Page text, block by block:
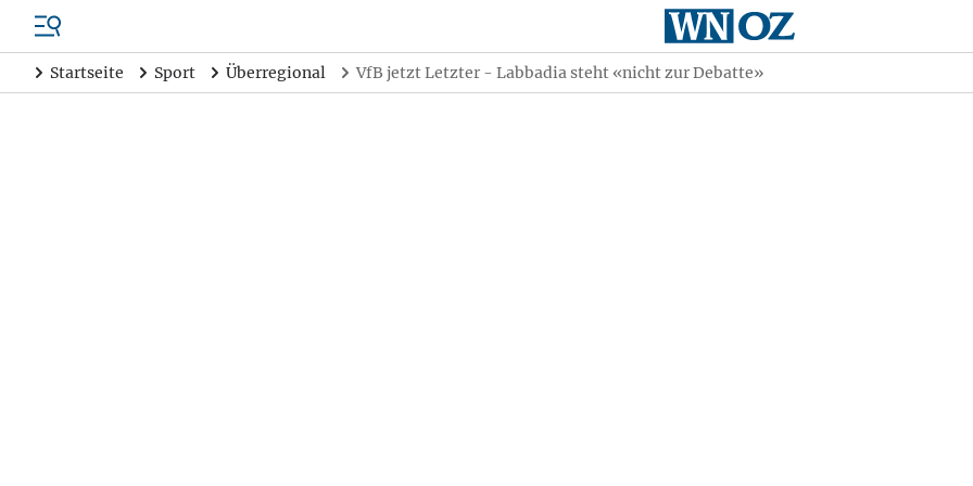
Startseite Sport Überregional VfB jetzt Letzter - Labbadia steht «nicht zur Debatte»